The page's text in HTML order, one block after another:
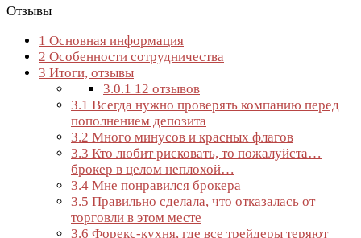
Отзывы
1 Основная информация
2 Особенности сотрудничества
3 Итоги, отзывы
3.0.1 12 отзывов
3.1 Всегда нужно проверять компанию перед
пополнением депозита
3.2 Много минусов и красных флагов
3.3 Кто любит рисковать, то пожалуйста…
брокер в целом неплохой…
3.4 Мне понравился брокера
3.5 Правильно сделала, что отказалась от
торговли в этом месте
3.6 Форекс-кухня, где все трейдеры теряют